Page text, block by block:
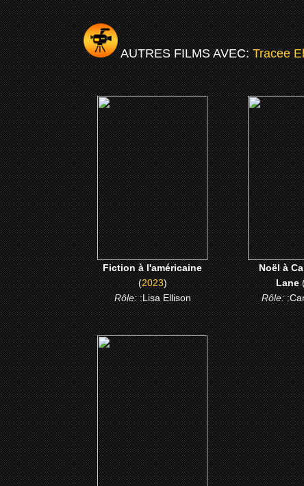
AUTRES FILMS AVEC:Tracee
(2023)
Fiction à l'américaine
CLICK ME
Fiction à l'américaine
(2023)
Rôle::Lisa Ellison
Noël à
Noël à
Lane
Rôle:
(2007)
Daddy's Little Girls
CLICK ME